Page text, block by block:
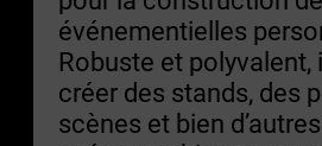
événementielles
Robuste et polyvalent,
créer des stands, des
scènes et bien